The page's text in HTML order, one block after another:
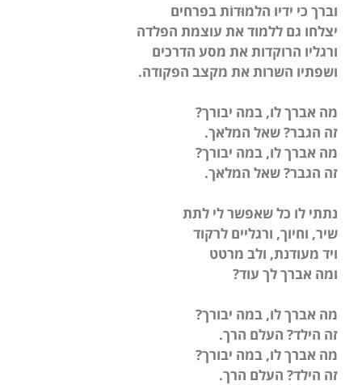
וברך כי ידיו הלמוּדוֹת בפרחים
יצלחו גם ללמוד את עוצמת הפלדה
ורגליו הרוקדות את מסע הדרכים
ושפתיו השרות את מקצב הפקודה.
מה אברך לו, במה יבורך?
זה הגבר? שאל המלאך.
מה אברך לו, במה יבורך?
זה הגבר? שאל המלאך.
נתתי לו כל שאפשר לי לתת
שיר, וחיוך, ורגליים לרקוד
ויד מעודנת, ולב מרטט
ומה אברך לך עוד?
מה אברך לו, במה יבורך?
זה הילד? העלם הרך.
מה אברך לו, במה יבורך?
זה הילד? העלם הרך.